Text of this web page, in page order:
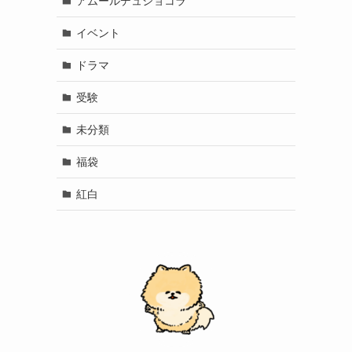
イベント
ドラマ
受験
未分類
福袋
紅白